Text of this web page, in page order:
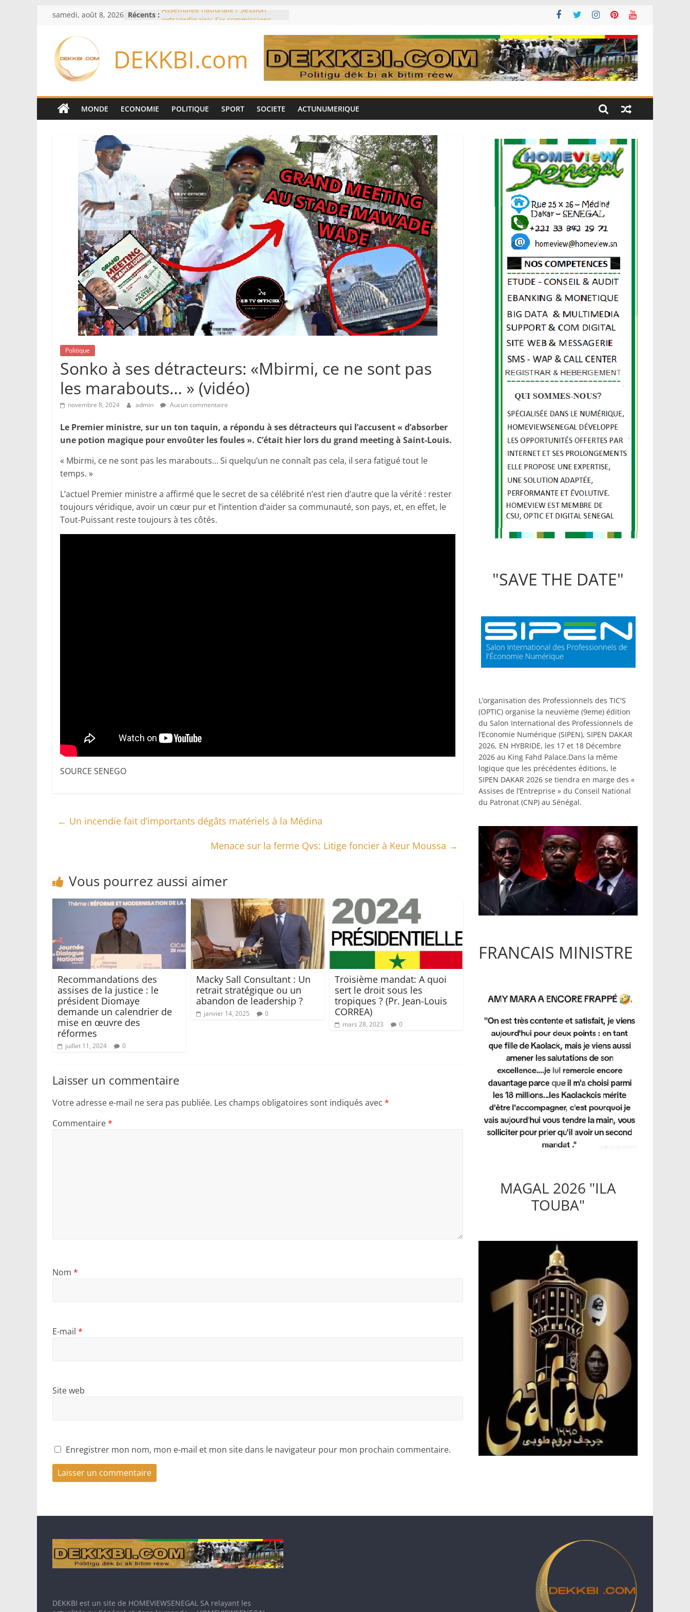
Passer
contenu
samedi, août 8, 2026 Récents : Assemblée nationale / Session
d’enquête à l’ordre du jour ce lundi
de la Espriella
Bénin: Patrice Talon élu président
Moyen-Orient: l’Arabie saoudite, le
Pakistan et la Turquie signent un
accord de défense
exportations de cuivre et de cobalt
concentrés pour valoriser sa
DEKKBI.com
MONDE ECONOMIE POLITIQUE SPORT SOCIETE ACTUNUMERIQUE
Politique
Sonko à ses détracteurs: «Mbirmi, ce ne sont pas
les marabouts… » (vidéo)
novembre 8, 2024 admin Aucun commentaire
Le Premier ministre, sur un ton taquin, a répondu à ses détracteurs qui l’accusent « d’absorber
une potion magique pour envoûter les foules ». C’était hier lors du grand meeting à Saint-Louis.
« Mbirmi, ce ne sont pas les marabouts… Si quelqu’un ne connaît pas cela, il sera fatigué tout le
temps. »
L’actuel Premier ministre a affirmé que le secret de sa célébrité n’est rien d’autre que la vérité : rester
toujours véridique, avoir un cœur pur et l’intention d’aider sa communauté, son pays, et, en effet, le
Tout-Puissant reste toujours à tes côtés.
SOURCE SENEGO
← Un incendie fait d’importants dégâts matériels à la Médina
Menace sur la ferme Qvs: Litige foncier à Keur Moussa →
Vous pourrez aussi aimer
Recommandations des
assises de la justice : le
président Diomaye
demande un calendrier de
mise en œuvre des
réformes
juillet 11, 2024 0
Macky Sall Consultant : Un
retrait stratégique ou un
abandon de leadership ?
janvier 14, 2025 0
Troisième mandat: A quoi
sert le droit sous les
tropiques ? (Pr. Jean-Louis
CORREA)
mars 28, 2023 0
Laisser un commentaire
Votre adresse e-mail ne sera pas publiée. Les champs obligatoires sont indiqués avec *
Commentaire*
Nom *
E-mail *
Site web
Enregistrer mon nom, mon e-mail et mon site dans le navigateur pour mon prochain commentaire.
"SAVE THE DATE"
L’organisation des Professionnels des TIC'S
(OPTIC) organise la neuvième (9eme) édition
du Salon International des Professionnels de
l’Economie Numérique (SIPEN), SIPEN DAKAR
2026, EN HYBRIDE, les 17 et 18 Décembre
2026 au King Fahd Palace.Dans la même
logique que les précédentes éditions, le
SIPEN DAKAR 2026 se tiendra en marge des «
Assises de l’Entreprise » du Conseil National
du Patronat (CNP) au Sénégal.
FRANCAIS MINISTRE
MAGAL 2026 "ILA
TOUBA"
DEKKBI est un site de HOMEVIEWSENEGAL SA relayant les